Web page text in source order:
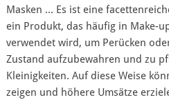
Masken ... Es ist eine
ein Produkt, das häufig in Make-
verwendet wird, um Perücken
Zustand aufzubewahren und zu
Kleinigkeiten. Auf diese Weise
zeigen und höhere Umsätze